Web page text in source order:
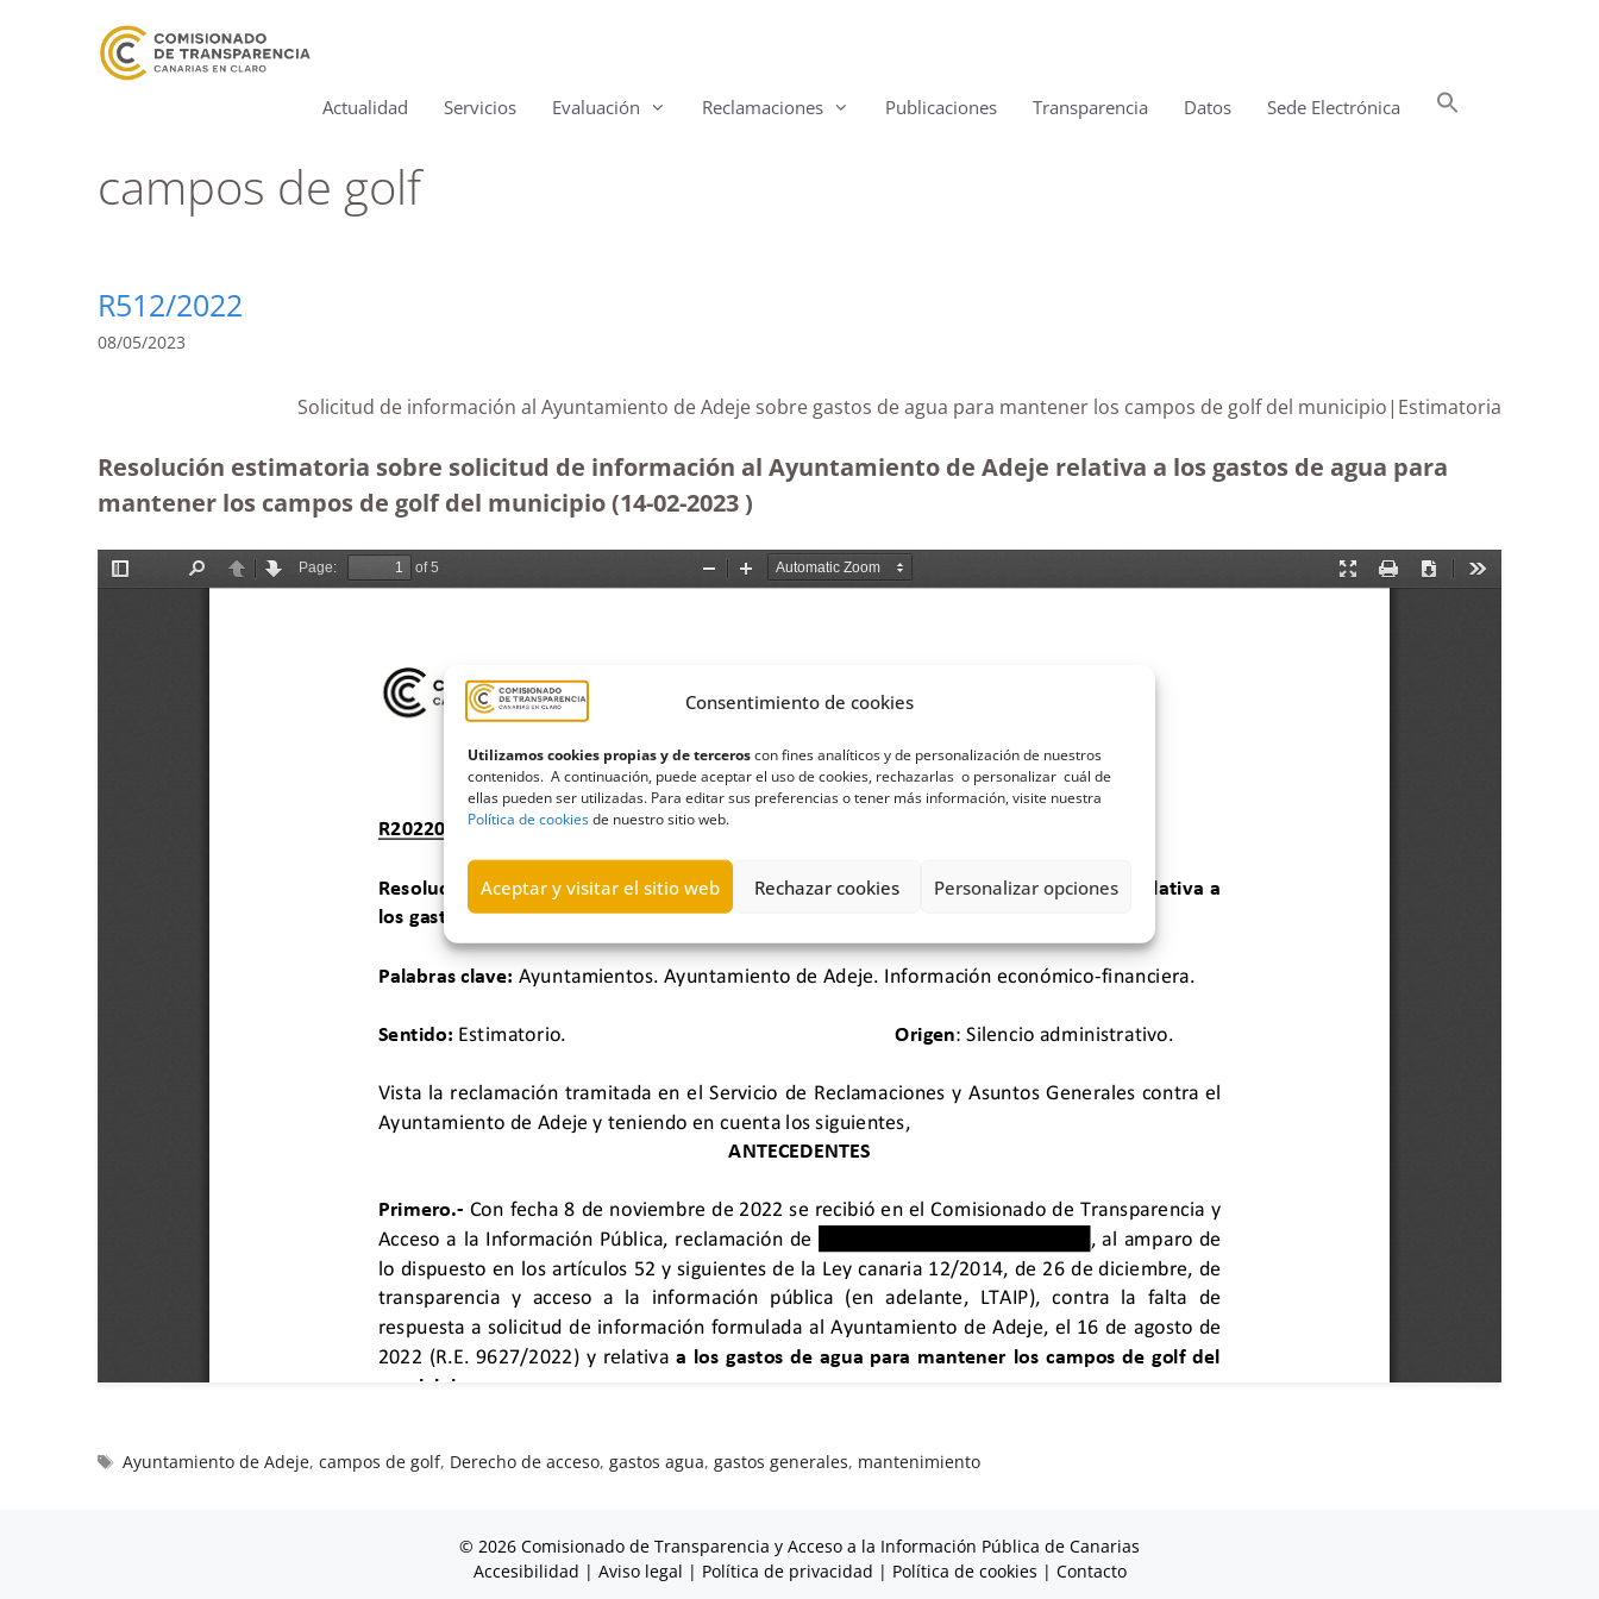
Consentimiento de cookies
Utilizamos cookies propias y de terceroscon fines analíticos y de personalización de nuestros
contenidos. A continuación, puede aceptar el uso de cookies, rechazarlas o personalizar cuál de
ellas pueden ser utilizadas. Para editar sus preferencias o tener más información, visite nuestra
Política de cookiesde nuestro sitio web.
Aceptar y visitar el sitio web Rechazar cookies Personalizar opciones
Actualidad Servicios Evaluación Reclamaciones Publicaciones Transparencia Datos Sede Electrónica
campos de golf
R512/2022
08/05/2023
Solicitud de información al Ayuntamiento de Adeje sobre gastos de agua para mantener los campos de golf del municipio|Estimatoria
Resolución estimatoria sobre solicitud de información al Ayuntamiento de Adeje relativa a los gastos de agua para
mantener los campos de golf del municipio (14-02-2023 )
Ayuntamiento de Adeje,campos de golf, Derecho de acceso,gastos agua,gastos generales, mantenimiento
© 2026 Comisionado de Transparencia y Acceso a la Información Pública de Canarias
Accesibilidad | Aviso legal | Política de privacidad | Política de cookies | Contacto